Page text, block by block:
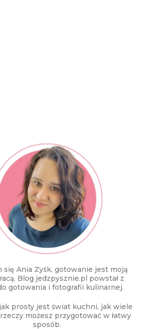
się Ania Zyśk, gotowanie jest moją
Blog jedzpysznie.pl powstał z
gotowania i fotografii kulinarnej.
prosty jest świat kuchni, jak wiele
możesz przygotować w łatwy
sposób.